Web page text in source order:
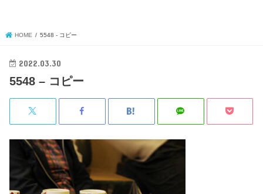
HOME 5548 - コピー
2022.03.30
5548 – コピー